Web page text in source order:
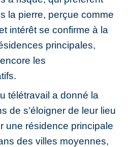
la pierre, perçue comme
intérêt se confirme à la
principales,
les
télétravail a donné la
de s’éloigner de leur lieu
une résidence principale
des villes moyennes,